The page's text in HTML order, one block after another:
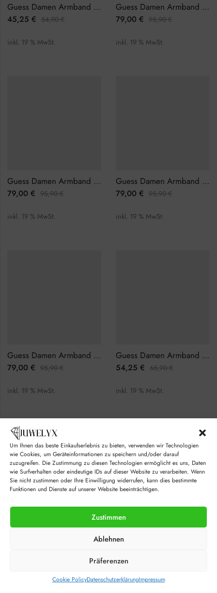
Um Ihnen das beste Einkaufserlebnis zu bieten, verwenden wir Technologien
wie Cookies, um Geräteinformationen zu speichern und/oder darauf
zuzugreifen. Die Zustimmung zu diesen Technologien ermöglicht es uns, Daten
wie Surfverhalten oder eindeutige IDs auf dieser Website zu verarbeiten. Wenn
Sie nicht zustimmen oder Ihre Einwilligung widerrufen, kann dies bestimmte
Funktionen und Dienste auf unserer Website beeinträchtigen.
Zustimmen
Ablehnen
Präferenzen
Cookie PolicyDatenschutzerklärungImpressum
Guess Damen Armband JUBB02246JWYGEML
45,25 € 54,90€
inkl. 19 % MwSt.
Guess Damen Armband JUBB02257JWRHL
79,00 € 95,90€
inkl. 19 % MwSt.
Guess Damen Armband JUBB02257JWRHS
79,00 € 95,90€
inkl. 19 % MwSt.
Guess Damen Armband JUBB02257JWYGL
79,00 € 95,90€
inkl. 19 % MwSt.
Guess Damen Armband JUBB02257JWYGS
79,00 € 95,90€
inkl. 19 % MwSt.
Guess Damen Armband JUBB02282JWYGWHS
54,25 € 65,90€
inkl. 19 % MwSt.
Guess Damen Armband JUBB02289JWRHBKL Guess Damen Armband JUBB03034JWYGLCL
74,00
inkl. 19 % MwSt.